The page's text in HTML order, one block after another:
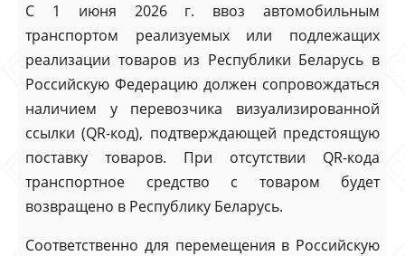
С 1 июня 2026 г. ввоз автомобильным
транспортом реализуемых или подлежащих
реализации товаров из Республики Беларусь в
Российскую Федерацию должен сопровождаться
наличием у перевозчика визуализированной
ссылки (QR-код), подтверждающей предстоящую
поставку товаров. При отсутствии QR-кода
транспортное средство с товаром будет
возвращено в Республику Беларусь.
Соответственно для перемещения в Российскую